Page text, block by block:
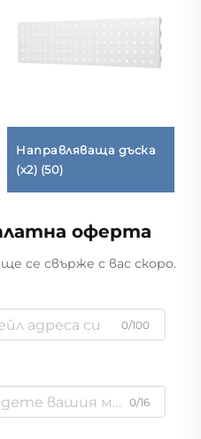
Направляваща дъска
(x2) (50)
оферта
се свърже с вас скоро.
0/100
0/16